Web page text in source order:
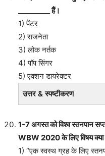
_________ हैं।
1) पेंटर
2) राजनेता
3) लोक नर्तक
4) पॉप सिंगर
5) एक्शन डायरेक्टर
उत्तर & स्पष्टीकरण
1-7 अगस्त को विश्व स्तनपान
WBW 2020 के लिए विषय क्या
1) “एक स्वस्थ ग्रह के लिए